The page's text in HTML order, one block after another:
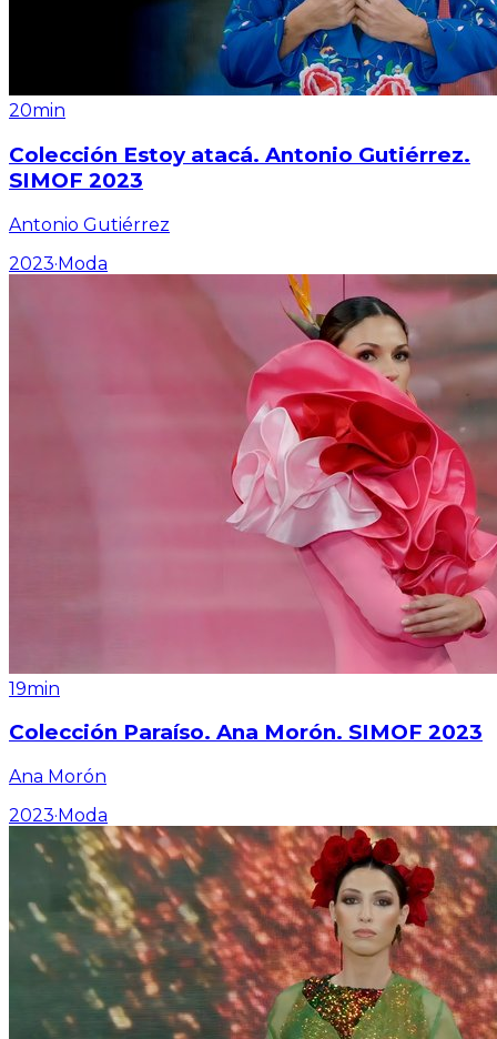
20min
Colección Estoy atacá. Antonio Gutiérrez.
SIMOF 2023
Antonio Gutiérrez
2023·Moda
19min
Colección Paraíso. Ana Morón. SIMOF 2023
Ana Morón
2023·Moda